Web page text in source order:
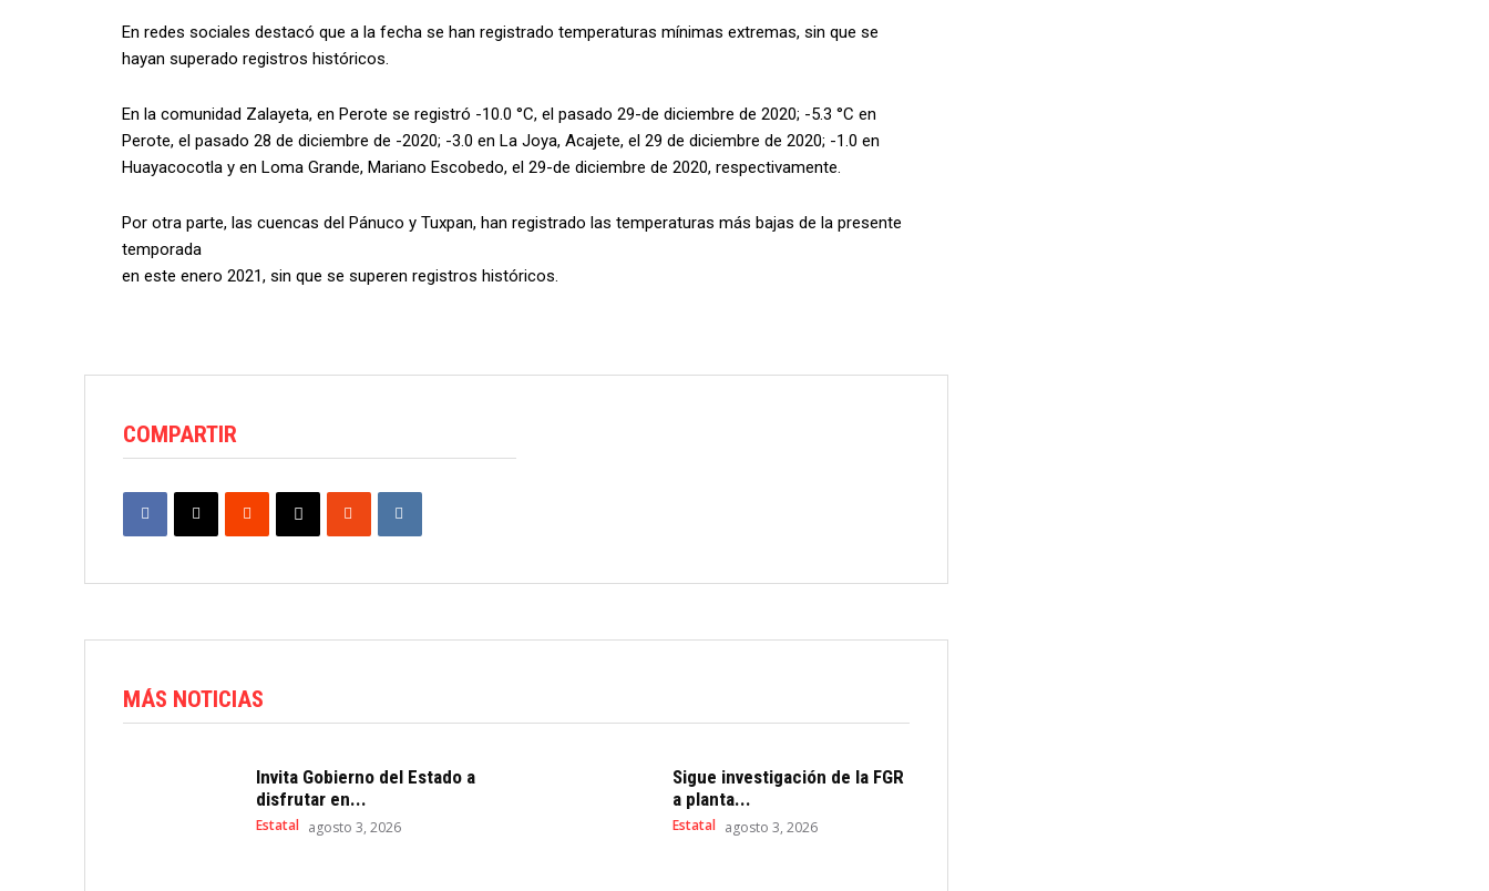
En redes sociales destacó que a la fecha se han registrado temperaturas mínimas extremas, sin que se
hayan superado registros históricos.
En la comunidad Zalayeta, en Perote se registró -10.0 °C, el pasado 29-de diciembre de 2020; -5.3 °C en
Perote, el pasado 28 de diciembre de -2020; -3.0 en La Joya, Acajete, el 29 de diciembre de 2020; -1.0 en
Huayacocotla y en Loma Grande, Mariano Escobedo, el 29-de diciembre de 2020, respectivamente.
Por otra parte, las cuencas del Pánuco y Tuxpan, han registrado las temperaturas más bajas de la presente
temporada
en este enero 2021, sin que se superen registros históricos.
COMPARTIR
MÁS NOTICIAS
Invita Gobierno del Estado a
disfrutar en...
Estatal agosto 3, 2026
Sigue investigación de la FGR
a planta...
Estatal agosto 3, 2026